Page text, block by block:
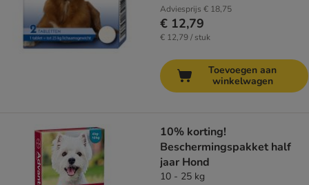
Adviesprijs € 18,75
€ 12,79
€ 12,79 / stuk
Toevoegen aan
winkelwagen
10% korting!
Beschermingspakket half
jaar Hond
10 - 25 kg